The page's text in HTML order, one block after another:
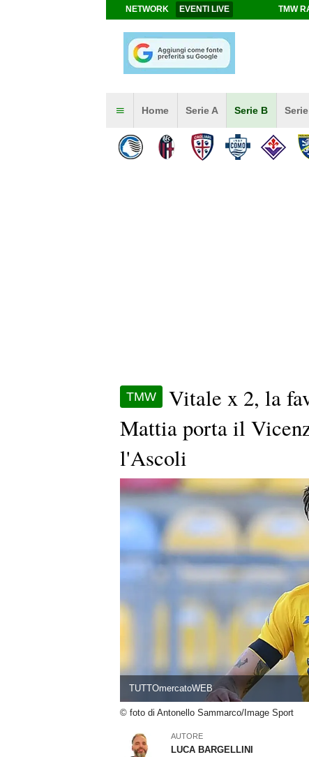
NETWORK EVENTI LIVE TMW
Home Serie A Serie B
TMW
Vitale x 2, la
Mattia porta il
l'Ascoli
TUTTOmercatoWEB
© foto di Antonello Sammarco/Image Sport
AUTORE
LUCA BARGELLINI